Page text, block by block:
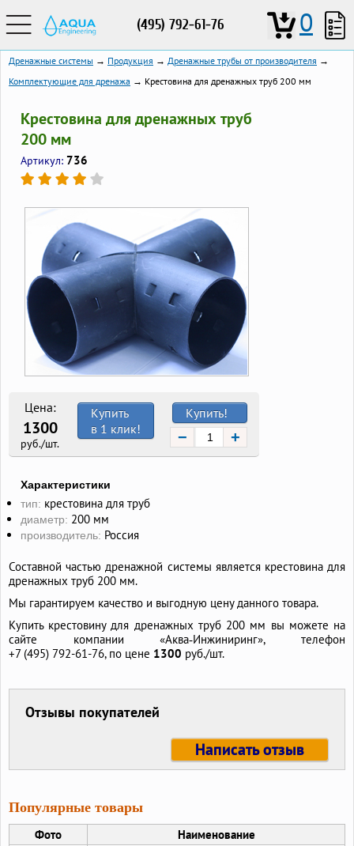
(495) 792-61-76 0
Дренажные системы → Продукция → Дренажные трубы от производителя →
Комплектующие для дренажа → Крестовина для дренажных труб 200 мм
Крестовина для дренажных труб
200 мм
Артикул: 736
Цена:
1300
руб./шт.
Купить!
− +
Купить
в 1 клик!
Характеристики
тип: крестовина для труб
диаметр: 200 мм
производитель: Россия
Составной частью дренажной системы является крестовина для
дренажных труб 200 мм.
Мы гарантируем качество и выгодную цену данного товара.
Купить крестовину для дренажных труб 200 мм вы можете на
сайте компании «Аква‑Инжиниринг», телефон
+7 (495) 792-61-76,по цене 1300 руб./шт.
Отзывы покупателей
Написать отзыв
Популярные товары
Фото Наименование